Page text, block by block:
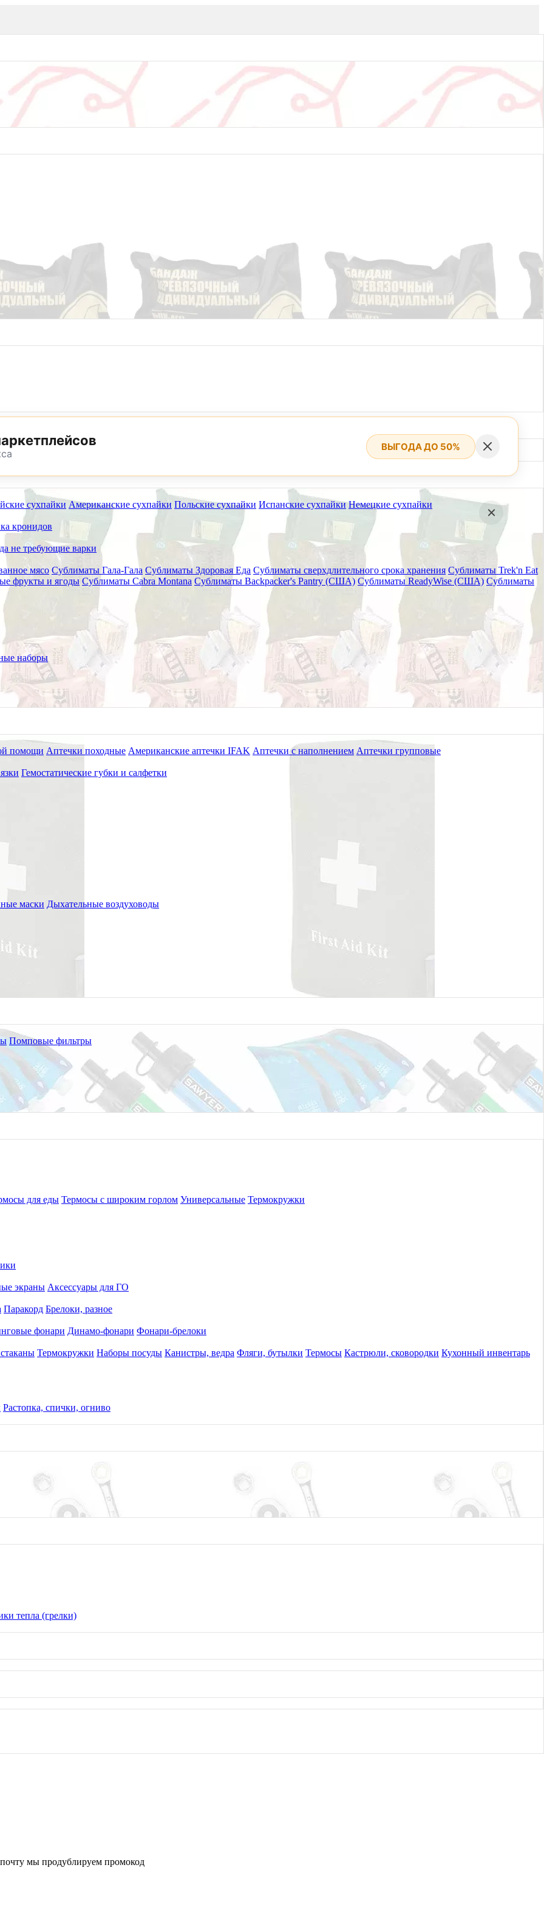
сухпайки Американские сухпайки Польские сухпайки Испанские сухпайки Немецкие сухпайки
кронидов
не требующие варки
мясо Сублиматы Гала-Гала Сублиматы Здоровая Еда Сублиматы сверхдлительного срока хранения Сублиматы Trek'n Eat
фрукты и ягоды Сублиматы Cabra Montana Сублиматы Backpacker's Pantry (США) Сублиматы ReadyWise (США) Сублиматы
наборы
помощи Аптечки походные Американские аптечки IFAK Аптечки с наполнением Аптечки групповые
Гемостатические губки и салфетки
маски Дыхательные воздуховоды
Помповые фильтры
для еды Термосы с широким горлом Универсальные Термокружки
экраны Аксессуары для ГО
Паракорд Брелоки, разное
фонари Динамо-фонари Фонари-брелоки
Термокружки Наборы посуды Канистры, ведра Фляги, бутылки Термосы Кастрюли, сковородки Кухонный инвентарь
Растопка, спички, огниво
тепла (грелки)
8 (495) 782-73-32
ВЫГОДА ДО 50%
работать на самовывоз в субботу 25 июля, 8 и 15 августа.
дыхательных путей
к публикации только с активной ссылкой на сайт
все для туризма, охоты и рыбалки.
мы продублируем промокод